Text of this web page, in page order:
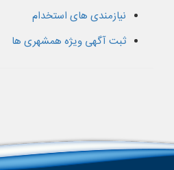
نیازمندی های استخدام
ثبت آگهی ویژه همشهری ها